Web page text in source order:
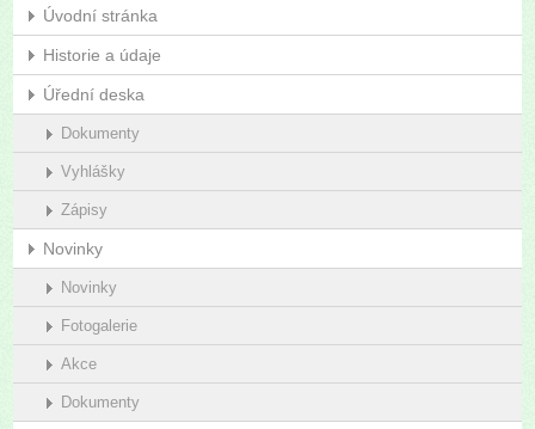
Úvodní stránka
Historie a údaje
Úřední deska
Dokumenty
Vyhlášky
Zápisy
Novinky
Novinky
Fotogalerie
Akce
Dokumenty